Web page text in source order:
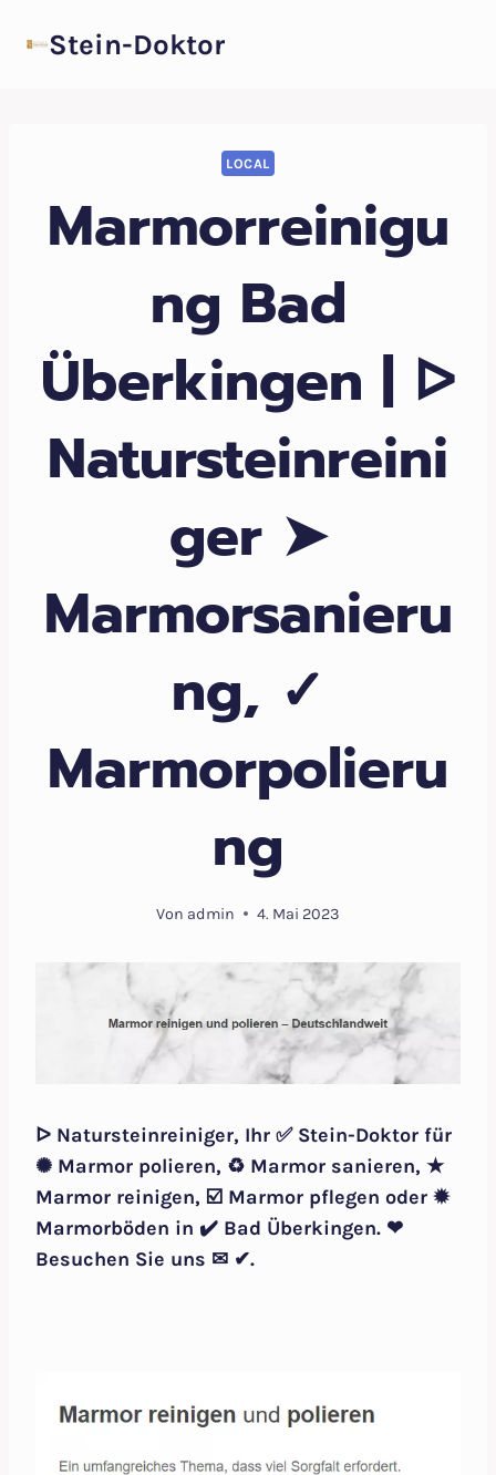
InhaltStein-Doktor
LOCAL
Marmorreinigu
ng Bad
Überkingen | ᐅ
Natursteinreini
ger ➤
Marmorsanieru
ng, ✓
Marmorpolieru
ng
Von admin 4. Mai 2023
ᐅ Natursteinreiniger, Ihr ✅ Stein-Doktor für
✺ Marmor polieren, ♻ Marmor sanieren, ★
Marmor reinigen, ☑️ Marmor pflegen oder ✹
Marmorböden in ✔️ Bad Überkingen. ❤
Besuchen Sie uns ✉ ✔.